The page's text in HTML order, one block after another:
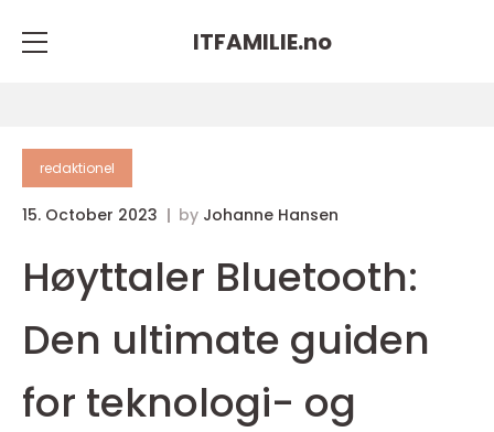
ITFAMILIE.no
redaktionel
15. October 2023 by Johanne Hansen
Høyttaler Bluetooth:
Den ultimate guiden
for teknologi- og